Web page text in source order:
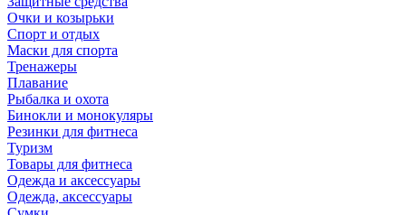
Очки и козырьки
Спорт и отдых
Маски для спорта
Тренажеры
Плавание
Рыбалка и охота
Бинокли и монокуляры
Резинки для фитнеса
Туризм
Товары для фитнеса
Одежда и аксессуары
Одежда, аксессуары